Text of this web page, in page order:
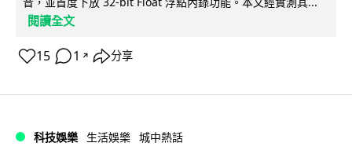
閱讀全文
15 1 ↗ 分享
科技娛樂 生活娛樂 城中熱話